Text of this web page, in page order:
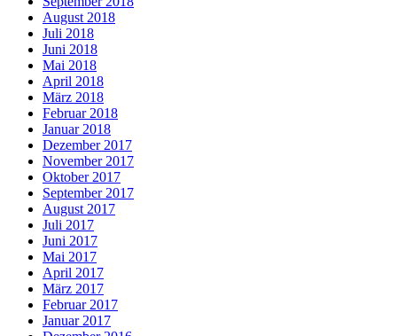
August 2018
Juli 2018
Juni 2018
Mai 2018
April 2018
März 2018
Februar 2018
Januar 2018
Dezember 2017
November 2017
Oktober 2017
September 2017
August 2017
Juli 2017
Juni 2017
Mai 2017
April 2017
März 2017
Februar 2017
Januar 2017